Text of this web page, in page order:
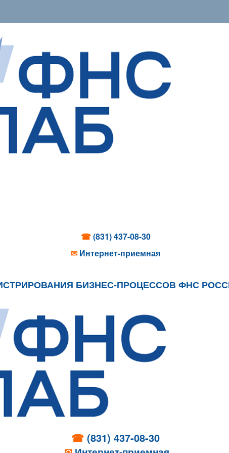
☎(831) 437-08-30
✉ Интернет-приемная
БИЗНЕС-ПРОЦЕССОВ ФНС
☎ (831) 437-08-30